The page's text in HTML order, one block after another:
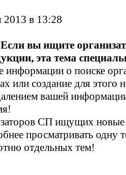
2013 в 13:28
Если вы ищите
эта тема
информации о поиске
или создание для этого
вашей
СП ищущих
просматривать одну
отдельных тем!